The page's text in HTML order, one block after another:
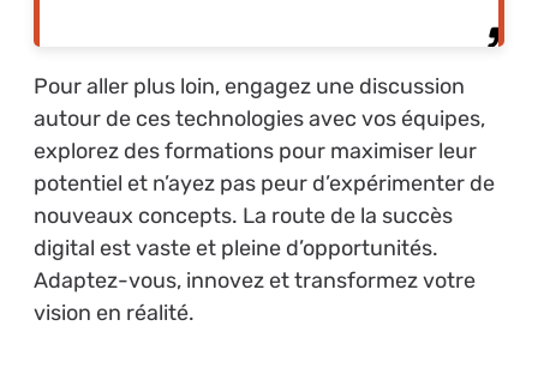
Pour aller plus loin, engagez une discussion
autour de ces technologies avec vos équipes,
explorez des formations pour maximiser leur
potentiel et n’ayez pas peur d’expérimenter de
nouveaux concepts. La route de la succès
digital est vaste et pleine d’opportunités.
Adaptez-vous, innovez et transformez votre
vision en réalité.